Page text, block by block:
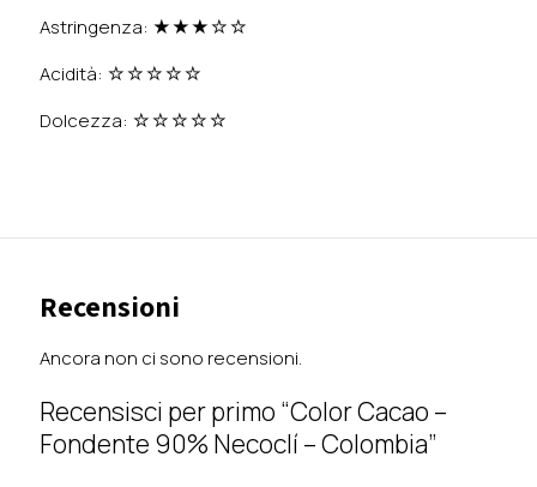
Astringenza: ★★★☆☆
Acidità: ☆☆☆☆☆
Dolcezza: ☆☆☆☆☆
Recensioni
Ancora non ci sono recensioni.
Recensisci per primo “Color Cacao –
Fondente 90% Necoclí – Colombia”